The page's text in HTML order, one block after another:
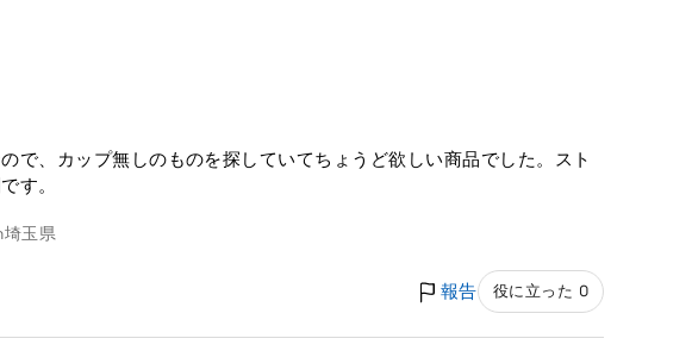
で、カップ無しのものを探していてちょうど欲しい商品でした。スト
す。
埼玉県
報告 役に立った 0